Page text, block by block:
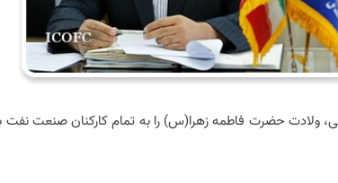
ولادت حضرت فاطمه زهرا(س) را به تمام کارکنان صنعت نفت